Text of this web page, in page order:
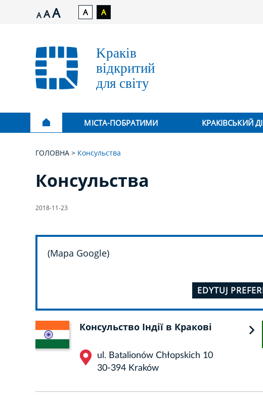
A AA A A
МІСТА-ПОБРАТИМИ КРАКІВСЬКИЙ
ГОЛОВНА Консульства
Консульства
2018-11-23
(Mapa Google)
EDYTUJ
Консульство Індії в Кракові
ul. Batalionów Chłopskich 10
30-394 Kraków